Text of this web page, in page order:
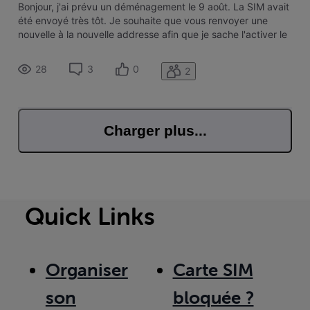
Bonjour, j'ai prévu un déménagement le 9 août. La SIM avait
été envoyé très tôt. Je souhaite que vous renvoyer une
nouvelle à la nouvelle addresse afin que je sache l'activer le
28
3 0 2
Charger plus...
Quick Links
Organiser
son
Carte SIM
bloquée ?